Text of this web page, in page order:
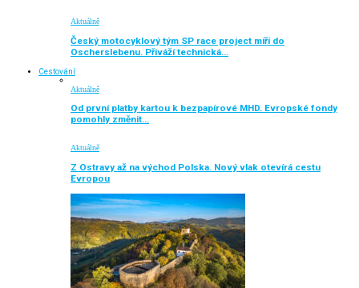
Aktuálně
Český motocyklový tým SP race project míří do
Oscherslebenu. Přiváží technická…
Cestování
Aktuálně
Od první platby kartou k bezpapírové MHD. Evropské fondy
pomohly změnit…
Aktuálně
Z Ostravy až na východ Polska. Nový vlak otevírá cestu
Evropou